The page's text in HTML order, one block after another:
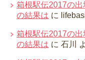
箱根駅伝2017の
の結果は に
箱根駅伝2017の
の結果は に 石川